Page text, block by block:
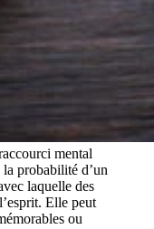
mental
probabilité d’un
laquelle des
Elle peut
ou